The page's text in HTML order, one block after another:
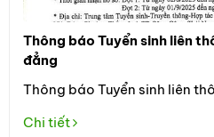
Thông báo Tuyển sinh liên
đẳng
Thông báo Tuyển sinh liên
Chi tiết